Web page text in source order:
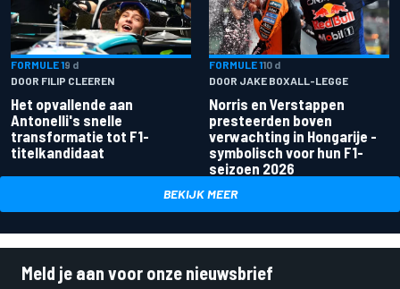
FORMULE 19 d
DOOR FILIP CLEEREN
Het opvallende aan
Antonelli's snelle
transformatie tot F1-
titelkandidaat
FORMULE 110 d
DOOR JAKE BOXALL-LEGGE
Norris en Verstappen
presteerden boven
verwachting in Hongarije -
symbolisch voor hun F1-
seizoen 2026
BEKIJK MEER
Meld je aan voor onze nieuwsbrief